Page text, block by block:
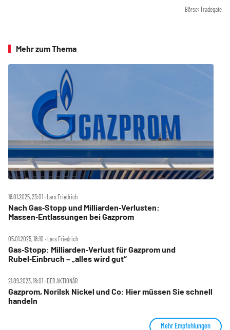
Börse: Tradegate
Mehr zum Thema
18.01.2025, 23:01 ‧ Lars Friedrich
Nach Gas‑Stopp und Milliarden‑Verlusten:
Massen‑Entlassungen bei Gazprom
05.01.2025, 18:10 ‧ Lars Friedrich
Gas‑Stopp: Milliarden‑Verlust für Gazprom und
Rubel‑Einbruch – „alles wird gut“
21.09.2023, 18:01 ‧ DER AKTIONÄR
Gazprom, Norilsk Nickel und Co: Hier müssen Sie schnell
handeln
Mehr Empfehlungen